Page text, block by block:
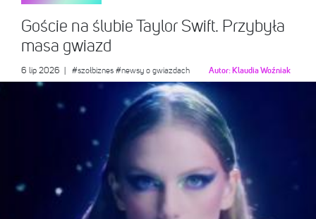
Goście na ślubie Taylor Swift. Przybyła
masa gwiazd
6 lip 2026 #szołbiznes #newsy o gwiazdach Autor: Klaudia Woźniak